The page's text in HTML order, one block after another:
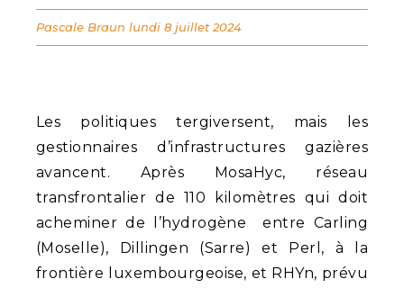
Les politiques tergiversent, mais les
gestionnaires d’infrastructures gazières
avancent. Après MosaHyc, réseau
transfrontalier de 110 kilomètres qui doit
acheminer de l’hydrogène entre Carling
(Moselle), Dillingen (Sarre) et Perl, à la
frontière luxembourgeoise, et RHYn, prévu
Pascale Braun lundi 8 juillet 2024